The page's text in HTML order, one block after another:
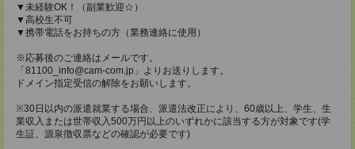
▼未経験OK！（副業歓迎☆）
▼高校生不可
▼携帯電話をお持ちの方（業務連絡に使用）
※応募後のご連絡はメールです。
「81100_info@cam-com.jp」よりお送りします。
ドメイン指定受信の解除をお願いします。
※30日以内の派遣就業する場合、派遣法改正により、60歳以上、学生、生
業収入または世帯収入500万円以上のいずれかに該当する方が対象です(学
生証、源泉徴収票などの確認が必要です)